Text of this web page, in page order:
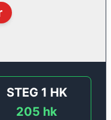
STEG 1 HK
205 hk